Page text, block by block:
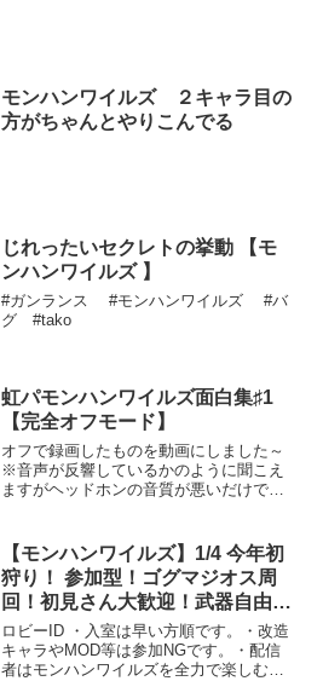
モンハンワイルズ ２キャラ目の
方がちゃんとやりこんでる
じれったいセクレトの挙動 【モ
ンハンワイルズ 】
#ガンランス #モンハンワイルズ #バ
グ #tako
虹パモンハンワイルズ面白集♯1
【完全オフモード】
オフで録画したものを動画にしました～
※音声が反響しているかのように聞こえ
ますがヘッドホンの音質が悪いだけで
が雰囲気だけでも楽しんでくれたらと思
います！！初めての編集がん...
【モンハンワイルズ】1/4 今年初
狩り！ 参加型！ゴグマジオス周
回！初見さん大歓迎！武器自由！
#ゴグマジオス #モンハンワイル
ズ #ccjp
ロビーID ・入室は早い方順です。・改造
キャラやMOD等は参加NGです。・配信
者はモンハンワイルズを全力で楽しむ事